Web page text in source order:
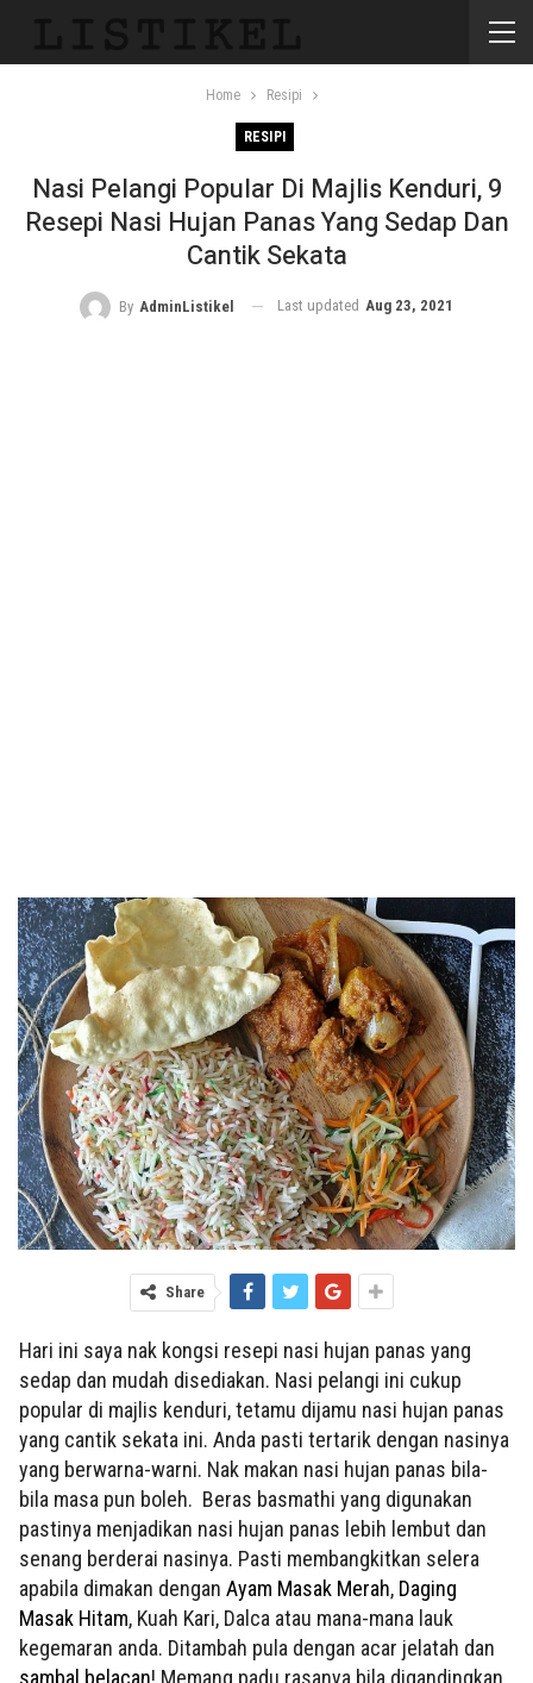
Home Resipi
RESIPI
Nasi Pelangi Popular Di Majlis Kenduri, 9
Resepi Nasi Hujan Panas Yang Sedap Dan
Cantik Sekata
By AdminListikel Last updated Aug 23, 2021
Share
Hari ini saya nak kongsi resepi nasi hujan panas yang
sedap dan mudah disediakan. Nasi pelangi ini cukup
popular di majlis kenduri, tetamu dijamu nasi hujan panas
yang cantik sekata ini. Anda pasti tertarik dengan nasinya
yang berwarna-warni. Nak makan nasi hujan panas bila-
bila masa pun boleh. Beras basmathi yang digunakan
pastinya menjadikan nasi hujan panas lebih lembut dan
senang berderai nasinya. Pasti membangkitkan selera
apabila dimakan dengan Ayam Masak Merah, Daging
Masak Hitam, Kuah Kari, Dalca atau mana-mana lauk
kegemaran anda. Ditambah pula dengan acar jelatah dan
sambal belacan! Memang padu rasanya bila digandingkan